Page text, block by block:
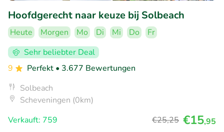
Hoofdgerecht naar keuze bij Solbeach
Heute Morgen Mo Di Mi Do
Fr
Sehr beliebter Deal
9
Perfekt • 3.677 Bewertungen
Solbeach
Scheveningen (0km)
Verkauft: 759
€25,25 €15,95